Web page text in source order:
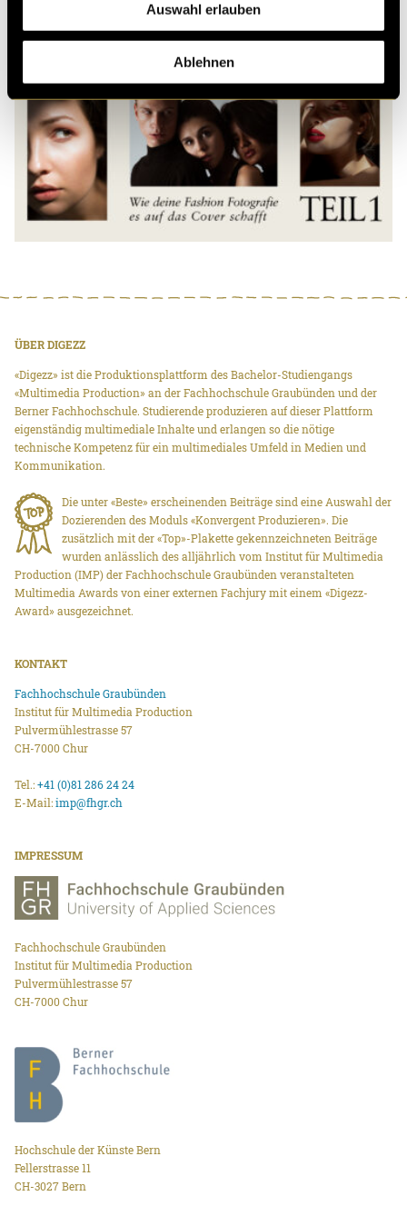
Auswahl erlauben
Ablehnen
ÜBER DIGEZZ
«Digezz» ist die Produktionsplattform des Bachelor-Studiengangs
«Multimedia Production» an der Fachhochschule Graubünden und der
Berner Fachhochschule. Studierende produzieren auf dieser Plattform
eigenständig multimediale Inhalte und erlangen so die nötige
technische Kompetenz für ein multimediales Umfeld in Medien und
Kommunikation.
Die unter «Beste» erscheinenden Beiträge sind eine Auswahl der
Dozierenden des Moduls «Konvergent Produzieren». Die
zusätzlich mit der «Top»-Plakette gekennzeichneten Beiträge
wurden anlässlich des alljährlich vom Institut für Multimedia
Production (IMP) der Fachhochschule Graubünden veranstalteten
Multimedia Awards von einer externen Fachjury mit einem «Digezz-
Award» ausgezeichnet.
KONTAKT
Fachhochschule Graubünden
Institut für Multimedia Production
Pulvermühlestrasse 57
CH-7000 Chur
Tel.:+41 (0)81 286 24 24
E-Mail:imp@fhgr.ch
IMPRESSUM
Fachhochschule Graubünden
Institut für Multimedia Production
Pulvermühlestrasse 57
CH-7000 Chur
Hochschule der Künste Bern
Fellerstrasse 11
CH-3027 Bern